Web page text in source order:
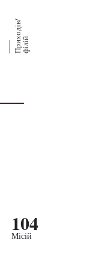
П
р
их
о
д
і
в
/
ф
і
л
ій
104
Місій